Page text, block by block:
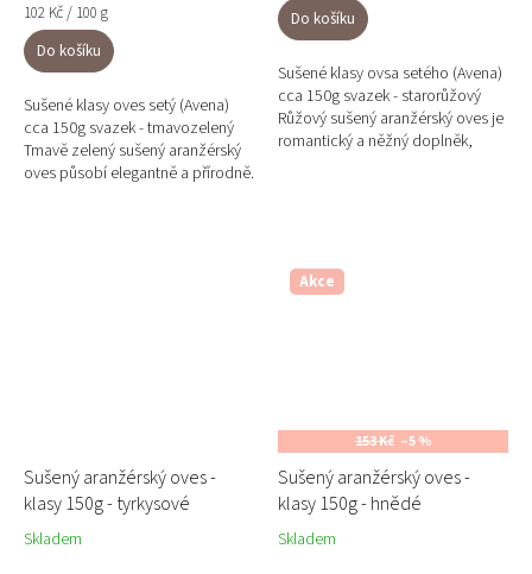
Měrná
cena:
102 Kč / 100 g
Do košíku
Sušené klasy oves setý (Avena)
cca 150g svazek - tmavozelený
Tmavě zelený sušený aranžérský
oves působí elegantně a přírodně.
Do košíku
Sušené klasy ovsa setého (Avena)
cca 150g svazek - starorůžový
Růžový sušený aranžérský oves je
romantický a něžný doplněk,
Sušený aranžérský oves -
klasy 150g - tyrkysové
Skladem
Akce
153 Kč –5 %
Sušený aranžérský oves -
klasy 150g - hnědé
Skladem